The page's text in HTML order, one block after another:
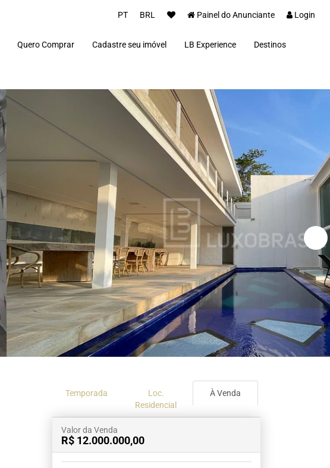
PT BRL Painel do Anunciante Login
Quero Comprar Cadastre seu imóvel LB Experience
Carros Luxo Brasil
Destinos
Brasília
Cabo Frio
Campos do Jordão
Florianópolis
Guaramiranga
Icaraí de Amontada
Itaipava
Itatiaia
Petrópolis
Rio das Ostras
Temporada
Loc.
Residencial
À Venda
Valor da Venda
R$ 12.000.000,00